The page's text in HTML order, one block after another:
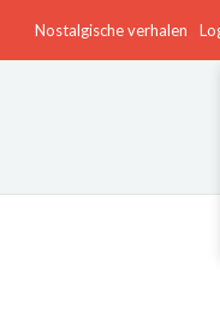
Nostalgische verhalen